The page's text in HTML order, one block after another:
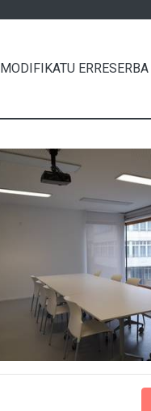
MODIFIKATU ERRESERBA